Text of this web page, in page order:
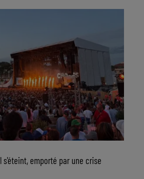
s'éteint, emporté par une crise